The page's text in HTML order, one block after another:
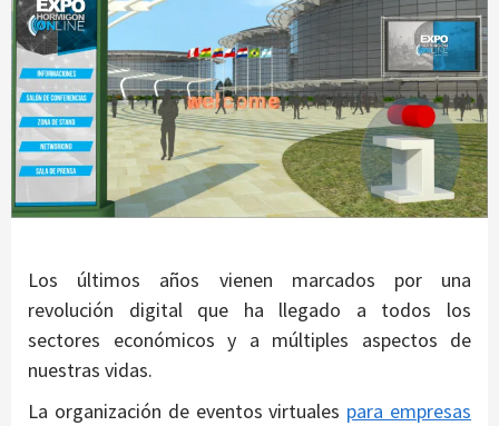
Los últimos años vienen marcados por una
revolución digital que ha llegado a todos los
sectores económicos y a múltiples aspectos de
nuestras vidas.
La organización de eventos virtuales para empresas